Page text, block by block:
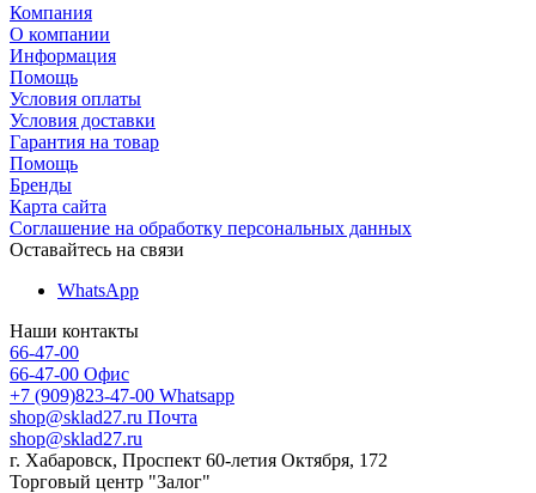
Компания
О компании
Информация
Помощь
Условия оплаты
Условия доставки
Гарантия на товар
Помощь
Бренды
Карта сайта
Соглашение на обработку персональных данных
Оставайтесь на связи
WhatsApp
Наши контакты
66-47-00
66-47-00 Офис
+7 (909)823-47-00 Whatsapp
shop@sklad27.ru Почта
shop@sklad27.ru
г. Хабаровск, Проспект 60-летия Октября, 172
Торговый центр "Залог"